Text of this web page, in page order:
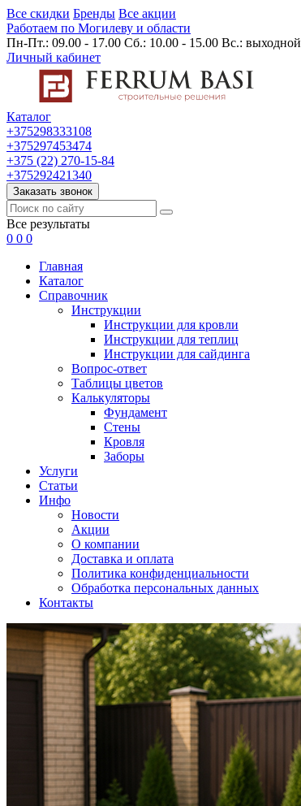
Все скидки Бренды Все акции
Работаем по Могилеву и области
Пн-Пт.: 09.00 - 17.00 Сб.: 10.00 - 15.00 Вс.: выходной
Личный кабинет
Каталог
+375298333108
+375297453474
+375 (22) 270-15-84
+375292421340
Заказать звонок
Все результаты
0 0 0
Главная
Каталог
Cправочник
Инструкции
Инструкции для кровли
Инструкции для теплиц
Инструкции для сайдинга
Вопрос-ответ
Таблицы цветов
Калькуляторы
Фундамент
Стены
Кровля
Заборы
Услуги
Статьи
Инфо
Новости
Акции
О компании
Доставка и оплата
Политика конфиденциальности
Обработка персональных данных
Контакты